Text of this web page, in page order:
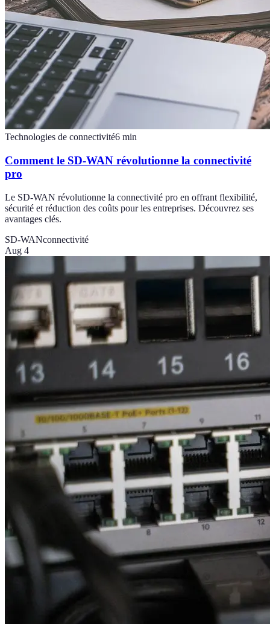
Technologies de connectivité6 min
Comment le SD-WAN révolutionne la connectivité
pro
Le SD-WAN révolutionne la connectivité pro en offrant flexibilité,
sécurité et réduction des coûts pour les entreprises. Découvrez ses
avantages clés.
SD-WANconnectivité
Aug 4